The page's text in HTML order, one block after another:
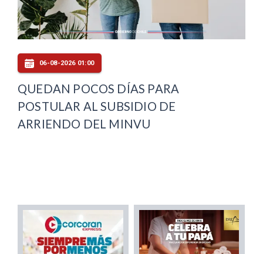
06-08-2026 01:00
QUEDAN POCOS DÍAS PARA
POSTULAR AL SUBSIDIO DE
ARRIENDO DEL MINVU